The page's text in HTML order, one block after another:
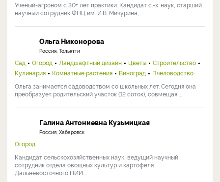
Ученый-агроном с 30+ лет практики. Кандидат с.-х. наук, старший
научный сотрудник ФНЦ им. И.В. Мичурина, ...
Ольга Никонорова
Россия, Тольятти
Сад Огород Ландшафтный дизайн Цветы
Строительство
Кулинария
Комнатные растения Виноград
Пчеловодство
Ольга занимается садоводством со школьных лет. Сегодня она
преобразует родительский участок (12 соток), совмещая ...
Галина Антониевна Кузьмицкая
Россия, Хабаровск
Огород
Кандидат сельскохозяйственных наук, ведущий научный
сотрудник отдела овощных культур и картофеля
Дальневосточного НИИ ...